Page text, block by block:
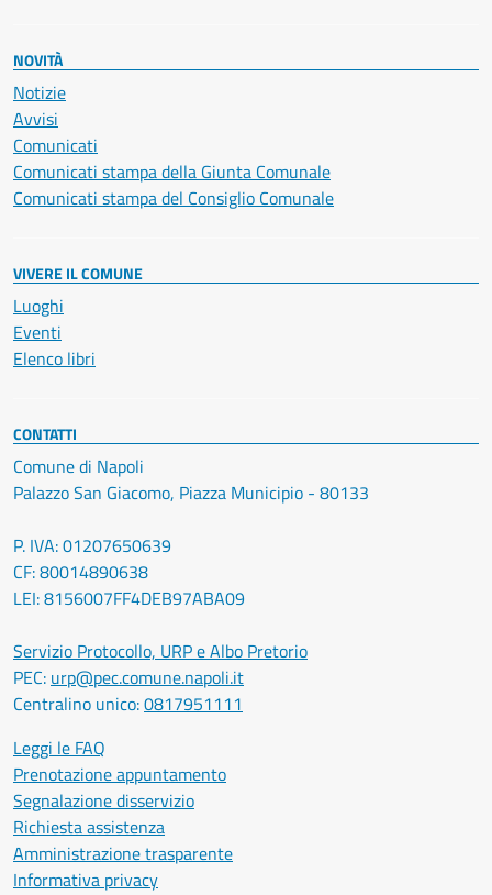
NOVITÀ
Notizie
Avvisi
Comunicati
Comunicati stampa della Giunta Comunale
Comunicati stampa del Consiglio Comunale
VIVERE IL COMUNE
Luoghi
Eventi
Elenco libri
CONTATTI
Comune di Napoli
Palazzo San Giacomo, Piazza Municipio - 80133
P. IVA: 01207650639
CF: 80014890638
LEI: 8156007FF4DEB97ABA09
Servizio Protocollo, URP e Albo Pretorio
PEC: urp@pec.comune.napoli.it
Centralino unico:0817951111
Leggi le FAQ
Prenotazione appuntamento
Segnalazione disservizio
Richiesta assistenza
Amministrazione trasparente
Informativa privacy